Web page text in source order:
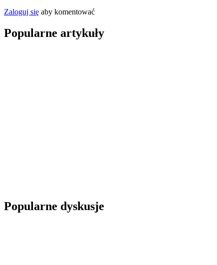
Zaloguj się aby komentować
Popularne artykuły
Popularne dyskusje